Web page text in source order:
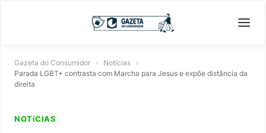
Gazeta do Consumidor » Notícias »
Parada LGBT+ contrasta com Marcha para Jesus e expõe distância da
direita
NOTíCIAS